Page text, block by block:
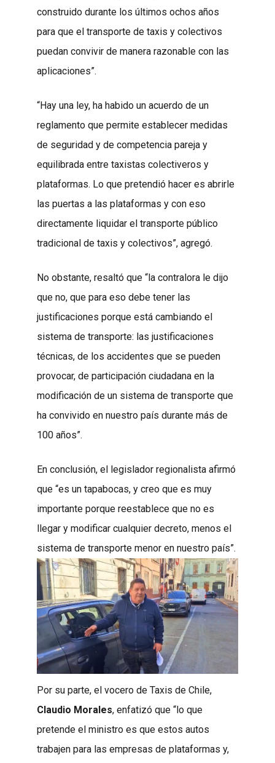
construido durante los últimos ochos años
para que el transporte de taxis y colectivos
puedan convivir de manera razonable con las
aplicaciones”.
“Hay una ley, ha habido un acuerdo de un
reglamento que permite establecer medidas
de seguridad y de competencia pareja y
equilibrada entre taxistas colectiveros y
plataformas. Lo que pretendió hacer es abrirle
las puertas a las plataformas y con eso
directamente liquidar el transporte público
tradicional de taxis y colectivos”, agregó.
No obstante, resaltó que “la contralora le dijo
que no, que para eso debe tener las
justificaciones porque está cambiando el
sistema de transporte: las justificaciones
técnicas, de los accidentes que se pueden
provocar, de participación ciudadana en la
modificación de un sistema de transporte que
ha convivido en nuestro país durante más de
100 años”.
En conclusión, el legislador regionalista afirmó
que “es un tapabocas, y creo que es muy
importante porque reestablece que no es
llegar y modificar cualquier decreto, menos el
sistema de transporte menor en nuestro país”.
Por su parte, el vocero de Taxis de Chile,
Claudio Morales, enfatizó que “lo que
pretende el ministro es que estos autos
trabajen para las empresas de plataformas y,